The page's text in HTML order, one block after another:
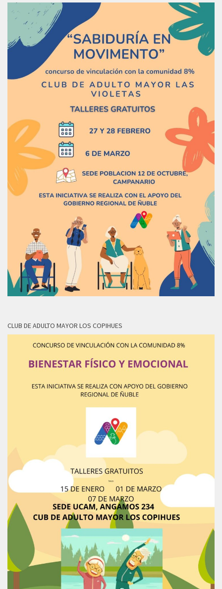
CLUB DE ADULTO MAYOR LOS COPIHUES